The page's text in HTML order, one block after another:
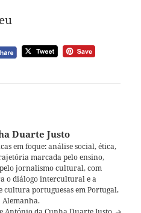
Duarte Justo
em foque: análise social, ética,
marcada pelo ensino,
pelo jornalismo cultural, com
o diálogo intercultural e a
cultura portuguesas em Portugal,
Alemanha.